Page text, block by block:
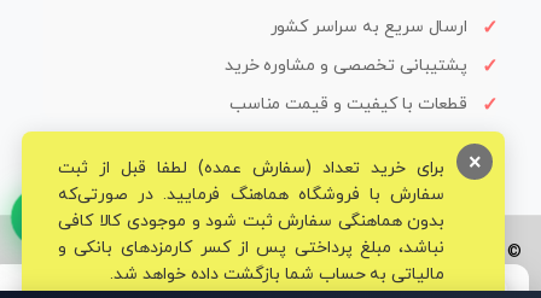
ارسال سریع به سراسر کشور
پشتیبانی تخصصی و مشاوره خرید
قطعات با کیفیت و قیمت مناسب
© تمامی حقوق برای فروشگاه تخصصی قم الکترونیک محفوظ می‌باشد.
برای خرید تعداد (سفارش عمده) لطفا قبل از ثبت
سفارش با فروشگاه هماهنگ فرمایید. در صورتی‌که
بدون هماهنگی سفارش ثبت شود و موجودی کالا کافی
نباشد، مبلغ پرداختی پس از کسر کارمزدهای بانکی و
مالیاتی به حساب شما بازگشت داده خواهد شد.
×